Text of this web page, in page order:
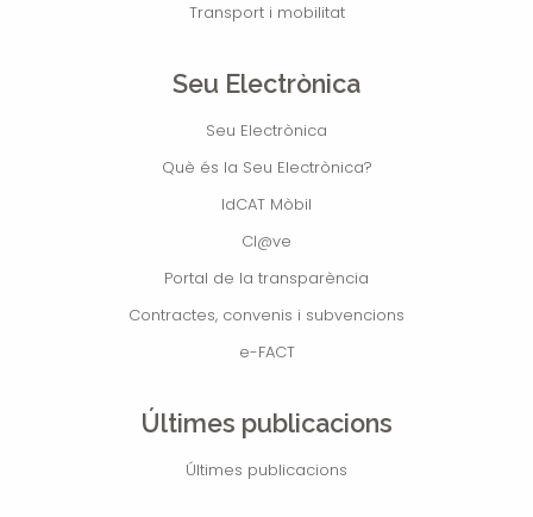
Transport i mobilitat
Seu Electrònica
Seu Electrònica
Què és la Seu Electrònica?
IdCAT Mòbil
Cl@ve
Portal de la transparència
Contractes, convenis i subvencions
e-FACT
Últimes publicacions
Últimes publicacions